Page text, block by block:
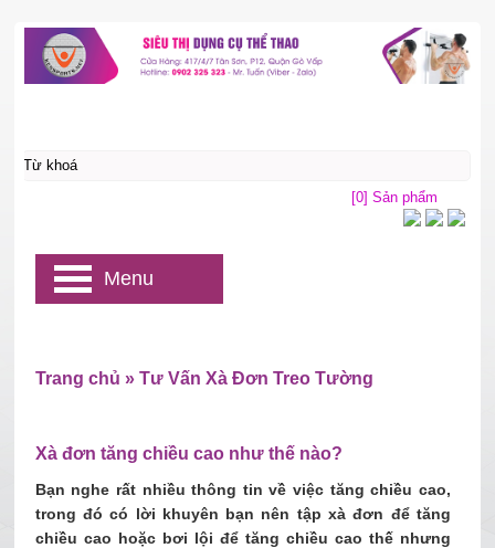
Xà đơn tăng chiều cao như thế nào?
Bạn nghe rất nhiều thông tin về việc tăng chiều cao,
trong đó có lời khuyên bạn nên tập xà đơn để tăng
chiều cao hoặc bơi lội để tăng chiều cao thế nhưng
Trang chủ » Tư Vấn Xà Đơn Treo Tường
[0] Sản phẩm
Menu